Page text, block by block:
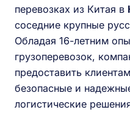
перевозках из Китая в
соседние крупные
Обладая 16-летним
грузоперевозок,
предоставить
безопасные и
логистические